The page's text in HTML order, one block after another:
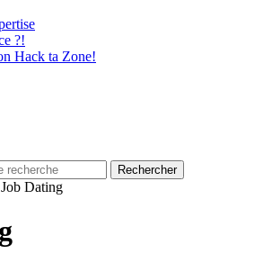
?!
Hack ta Zone!
Rechercher
Job Dating